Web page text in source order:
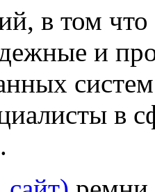
в том
и
в